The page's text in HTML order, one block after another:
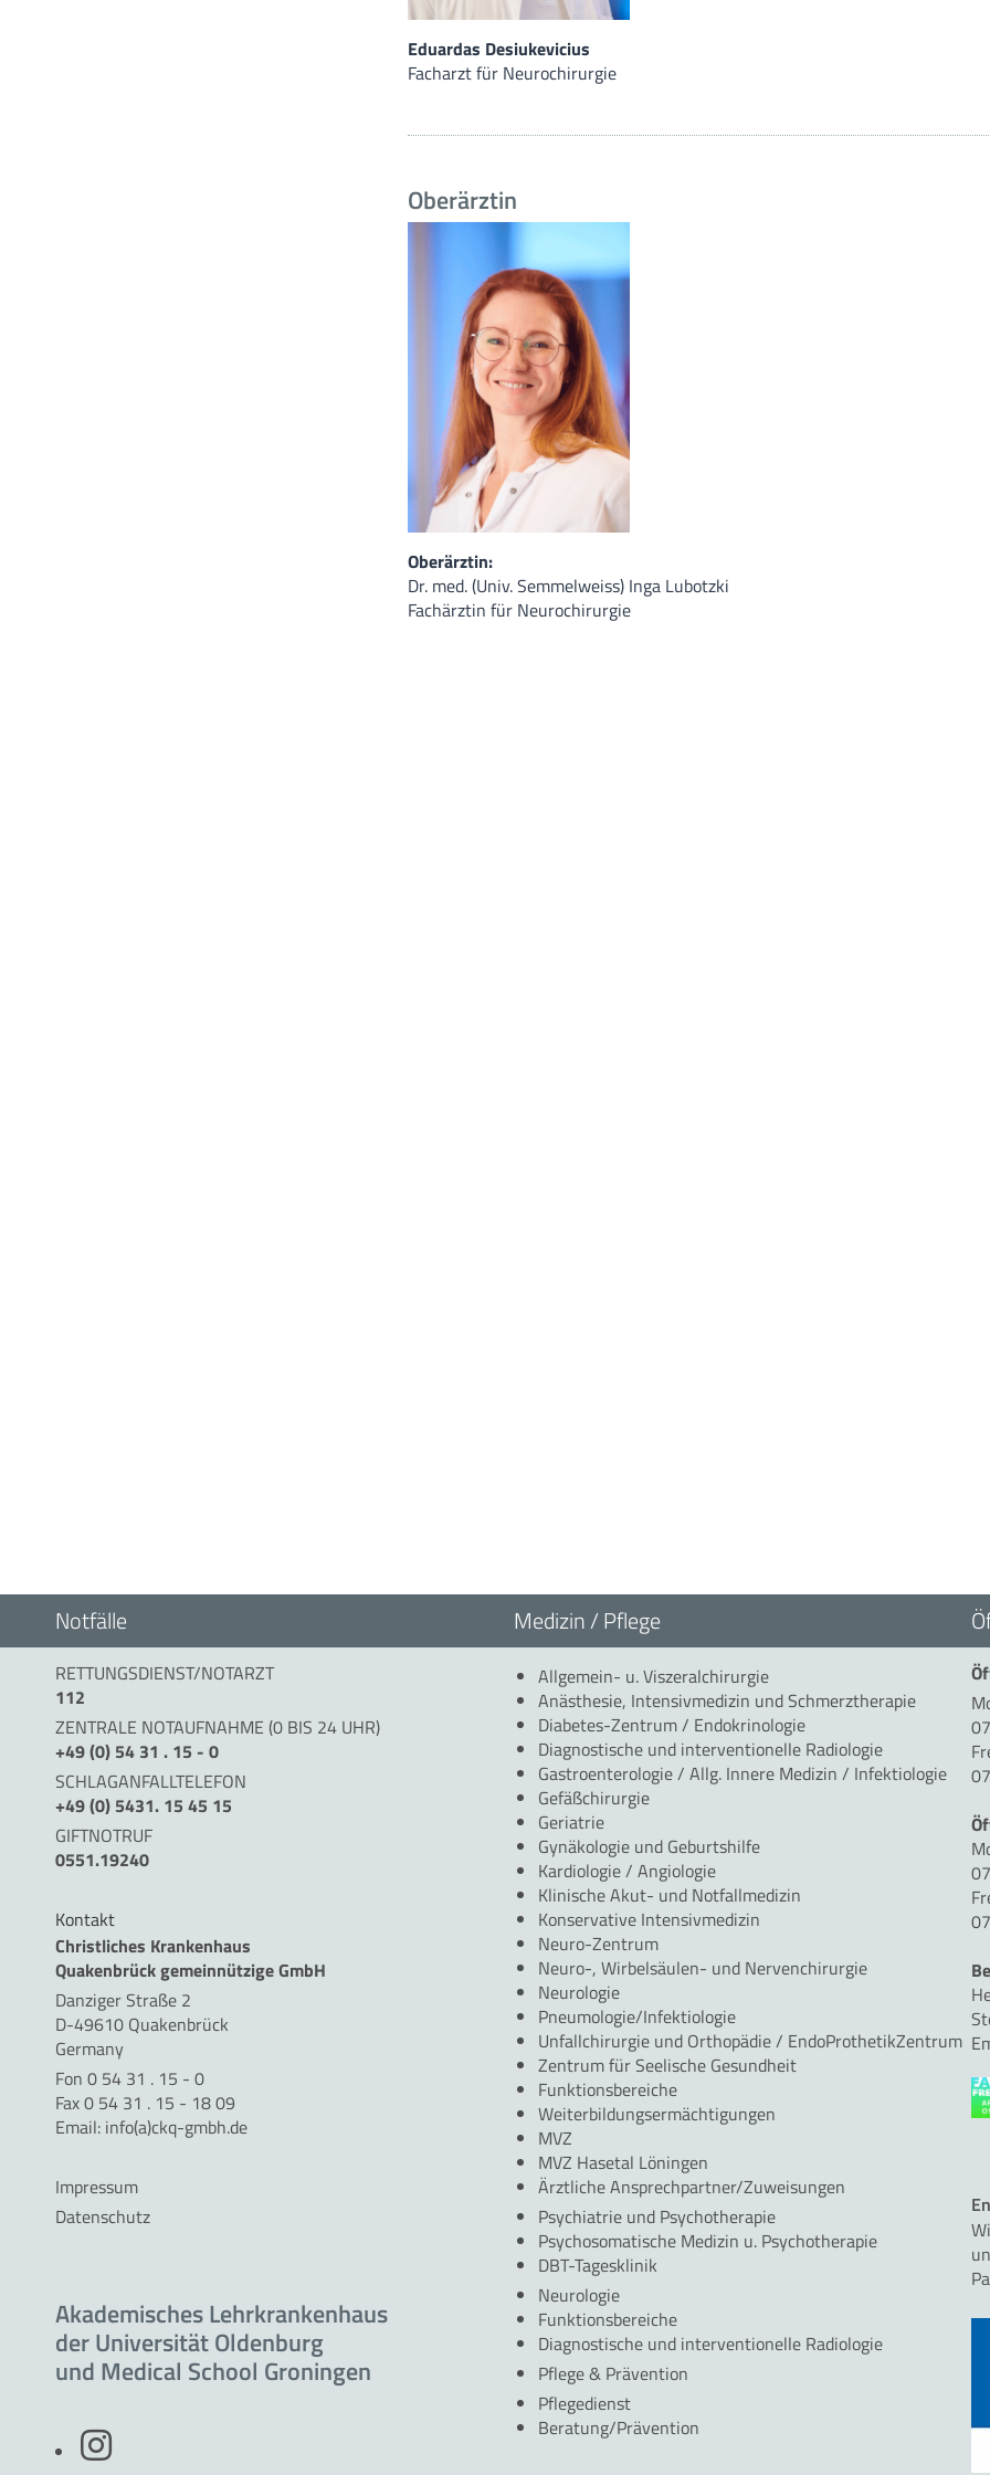
Eduardas Desiukevicius
Facharzt für Neurochirurgie
Oberärztin
Oberärztin:
Dr. med. (Univ. Semmelweiss) Inga Lubotzki
Fachärztin für Neurochirurgie
Notfälle Medizin / Pflege
RETTUNGSDIENST/NOTARZT
112
ZENTRALE NOTAUFNAHME (0 BIS 24 UHR)
+49 (0) 54 31 . 15 - 0
SCHLAGANFALLTELEFON
+49 (0) 5431. 15 45 15
GIFTNOTRUF
0551.19240
Kontakt
Christliches Krankenhaus
Quakenbrück gemeinnützige GmbH
Danziger Straße 2
D-49610 Quakenbrück
Germany
Fon 0 54 31 . 15 - 0
Fax 0 54 31 . 15 - 18 09
Email: info(a)ckq-gmbh.de
Impressum
Datenschutz
Akademisches Lehrkrankenhaus
der Universität Oldenburg
und Medical School Groningen
Allgemein- u. Viszeralchirurgie
Anästhesie, Intensivmedizin und Schmerztherapie
Diabetes-Zentrum / Endokrinologie
Diagnostische und interventionelle Radiologie
Gastroenterologie / Allg. Innere Medizin / Infektiologie
Gefäßchirurgie
Geriatrie
Gynäkologie und Geburtshilfe
Kardiologie / Angiologie
Klinische Akut- und Notfallmedizin
Konservative Intensivmedizin
Neuro-Zentrum
Neuro-, Wirbelsäulen- und Nervenchirurgie
Neurologie
Pneumologie/Infektiologie
Unfallchirurgie und Orthopädie / EndoProthetikZentrum
Zentrum für Seelische Gesundheit
Funktionsbereiche
Weiterbildungsermächtigungen
MVZ
MVZ Hasetal Löningen
Ärztliche Ansprechpartner/Zuweisungen
Psychiatrie und Psychotherapie
Psychosomatische Medizin u. Psychotherapie
DBT-Tagesklinik
Neurologie
Funktionsbereiche
Diagnostische und interventionelle Radiologie
Pflege & Prävention
Pflegedienst
Beratung/Prävention